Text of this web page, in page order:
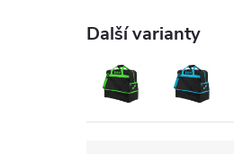
Další varianty